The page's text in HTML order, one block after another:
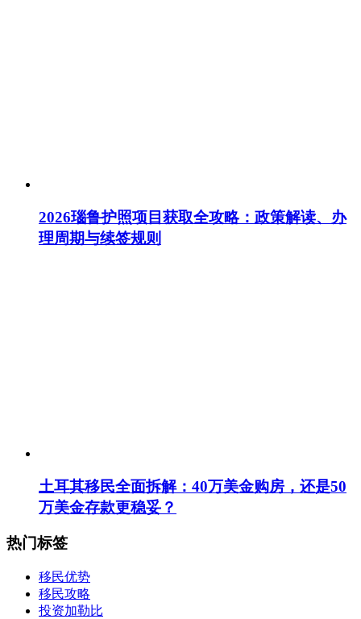
2026瑙鲁护照项目获取全攻略：政策解读、办
理周期与续签规则
土耳其移民全面拆解：40万美金购房，还是50
万美金存款更稳妥？
热门标签
移民优势
移民攻略
投资加勒比